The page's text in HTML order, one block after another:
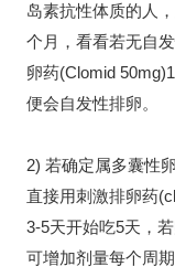
岛素抗性体质的人
个月，看看若无自
卵药(Clomid
便会自发性排卵。
2) 若确定属多囊性
直接用刺激排卵药
3-5天开始吃5天，
可增加剂量每个周